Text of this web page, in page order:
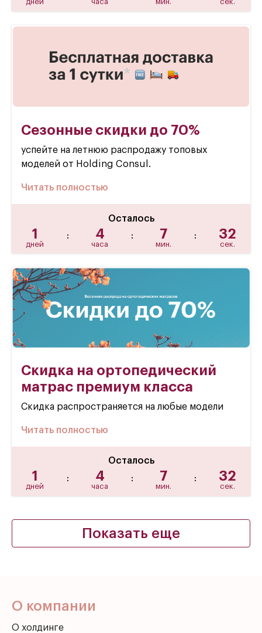
Сезонные скидки до 70%
успейте на летнюю распродажу топовых
моделей от Holding Consul.
Осталось
1
дней
: 4
часа
: 7
мин.
: 31
сек.
Читать полностью
Скидка на ортопедический
матрас премиум класса
Скидка распространяется на любые модели
Осталось
1
дней
: 4
часа
: 7
мин.
: 31
сек.
Читать полностью
О компании
О холдинге